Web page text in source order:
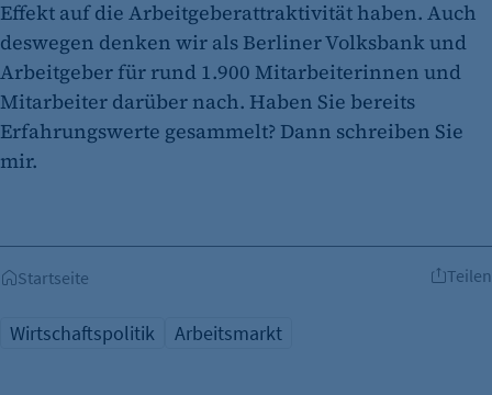
Effekt auf die Arbeitgeberattraktivität haben. Auch
deswegen denken wir als Berliner Volksbank und
Arbeitgeber für rund 1.900 Mitarbeiterinnen und
Mitarbeiter darüber nach. Haben Sie bereits
Erfahrungswerte gesammelt? Dann schreiben Sie
mir.
Startseite Teilen
Wirtschaftspolitik Arbeitsmarkt